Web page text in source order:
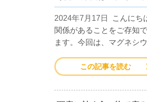
2024年7月17日
こんにち
関係があることをご存知
ます。今回は、マグネシ
この記事を読む